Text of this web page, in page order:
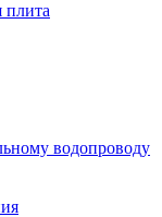
водопроводу